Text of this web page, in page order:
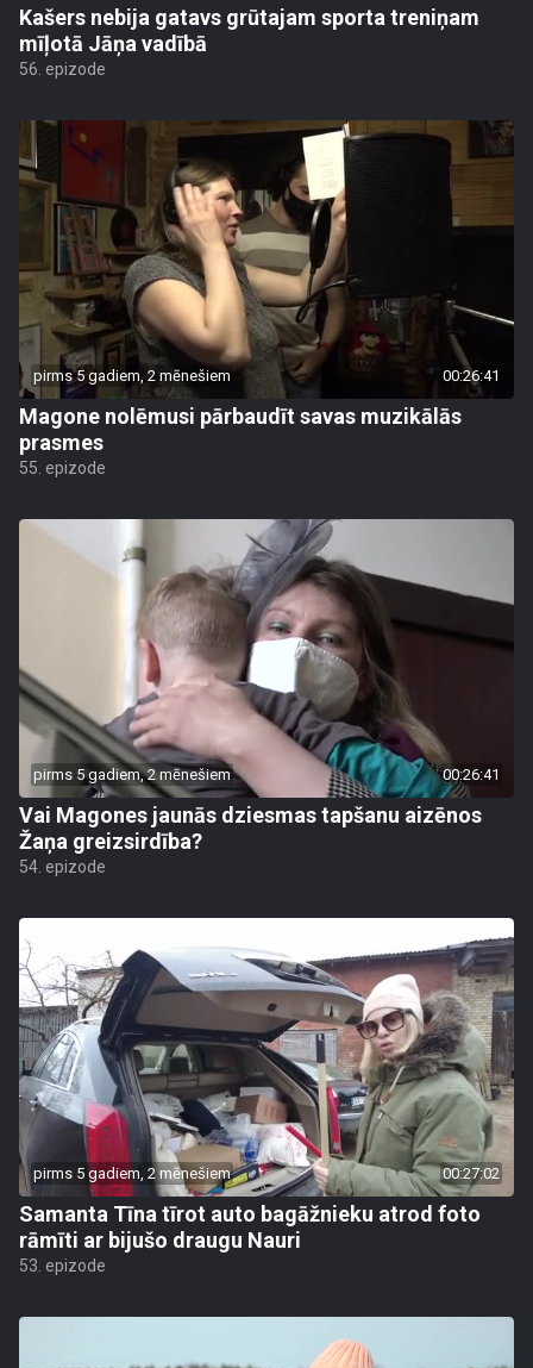
Kašers nebija gatavs grūtajam sporta treniņam
mīļotā Jāņa vadībā
56. epizode
pirms 5 gadiem, 2 mēnešiem 00:26:41
Magone nolēmusi pārbaudīt savas muzikālās
prasmes
55. epizode
pirms 5 gadiem, 2 mēnešiem 00:26:41
Vai Magones jaunās dziesmas tapšanu aizēnos
Žaņa greizsirdība?
54. epizode
pirms 5 gadiem, 2 mēnešiem 00:27:02
Samanta Tīna tīrot auto bagāžnieku atrod foto
rāmīti ar bijušo draugu Nauri
53. epizode